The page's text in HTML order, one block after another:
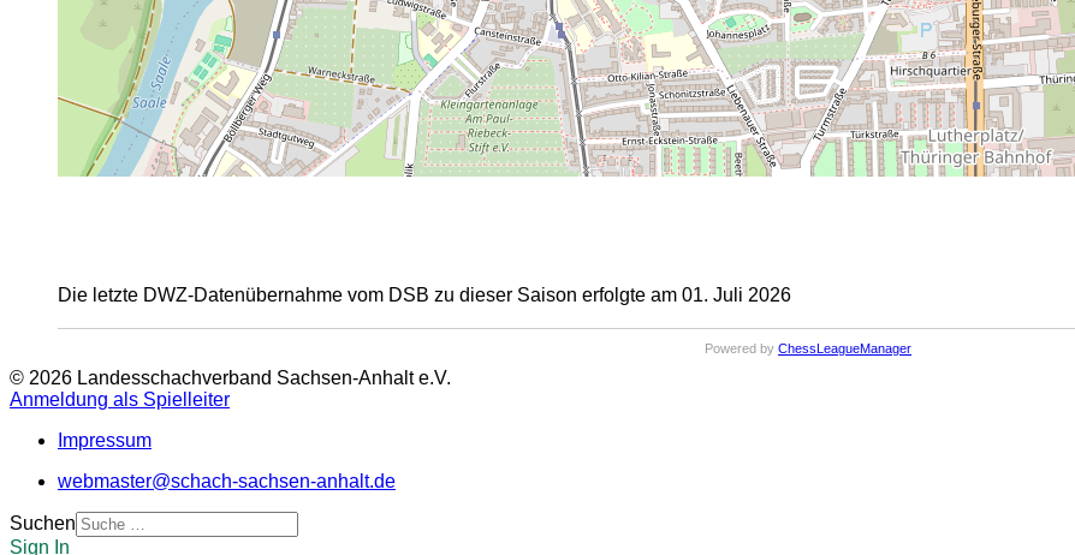
Die letzte DWZ-Datenübernahme vom DSB zu dieser Saison erfolgte am 01. Juli 2026
Powered by ChessLeagueManager
© 2026 Landesschachverband Sachsen-Anhalt e.V.
Anmeldung als Spielleiter
Impressum
webmaster@schach-sachsen-anhalt.de
Suchen
Sign In